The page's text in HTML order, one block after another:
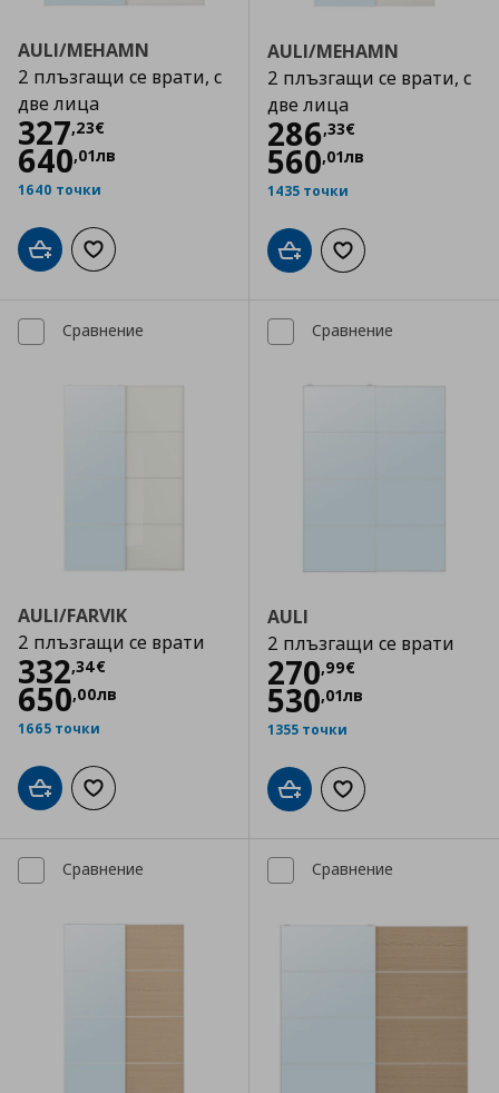
AULI/MEHAMN
2 плъзгащи се врати, с
две лица
327,23€
Цена
640,01лв
1640 точки
Добави в кошницата
Добави към списъка с любими
AULI/MEHAMN
2 плъзгащи се врати, с
две лица
286,33€
Цена
560,01лв
1435 точки
Добави в кошницата
Добави към
Сравнение
AULI/FARVIK
2 плъзгащи се врати
332,34€
Цена
650,00лв
1665 точки
Добави в кошницата
Добави към списъка с любими
Сравнение
AULI
2 плъзгащи се врати
270,99€
Цена
530,01лв
1355 точки
Добави в кошницата
Добави към
Сравнение Сравнение